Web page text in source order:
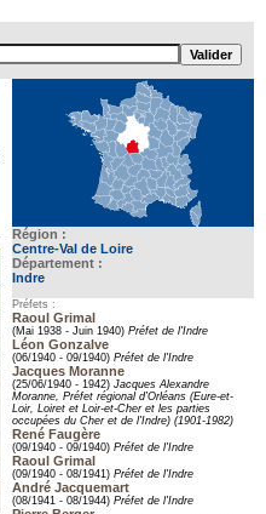
Région :
Centre-Val de Loire
Département :
Indre
Préfets :
Raoul Grimal
(Mai 1938 - Juin 1940) Préfet de l'Indre
Léon Gonzalve
(06/1940 - 09/1940) Préfet de l'Indre
Jacques Moranne
(25/06/1940 - 1942) Jacques Alexandre
Moranne, Préfet régional d’Orléans (Eure-et-
Loir, Loiret et Loir-et-Cher et les parties
occupées du Cher et de l'Indre) (1901-1982)
René Faugère
(09/1940 - 09/1940) Préfet de l'Indre
Raoul Grimal
(09/1940 - 08/1941) Préfet de l'Indre
André Jacquemart
(08/1941 - 08/1944) Préfet de l'Indre